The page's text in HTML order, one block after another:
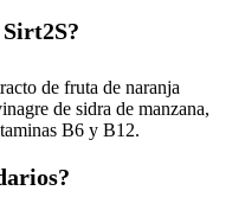
de fruta de naranja
de sidra de manzana,
B6 y B12.